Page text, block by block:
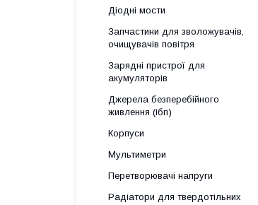
Діодні мости
Запчастини для зволожувачів,
очищувачів повітря
Зарядні пристрої для
акумуляторів
Джерела безперебійного
живлення (ібп)
Корпуси
Мультиметри
Перетворювачі напруги
Радіатори для твердотільних